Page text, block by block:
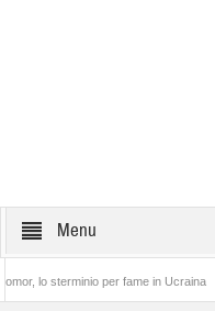
Menu
sterminio per fame in Ucraina